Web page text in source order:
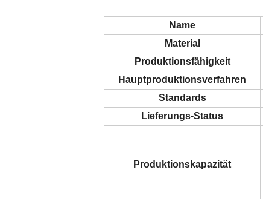
Name
Material
Produktionsfähigkeit
Hauptproduktionsverfahren
Standards
Lieferungs-Status
Produktionskapazität